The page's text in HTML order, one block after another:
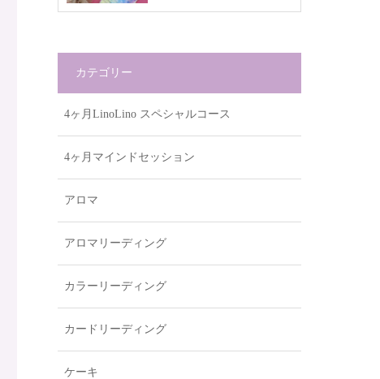
カテゴリー
4ヶ月LinoLino スペシャルコース
4ヶ月マインドセッション
アロマ
アロマリーディング
カラーリーディング
カードリーディング
ケーキ